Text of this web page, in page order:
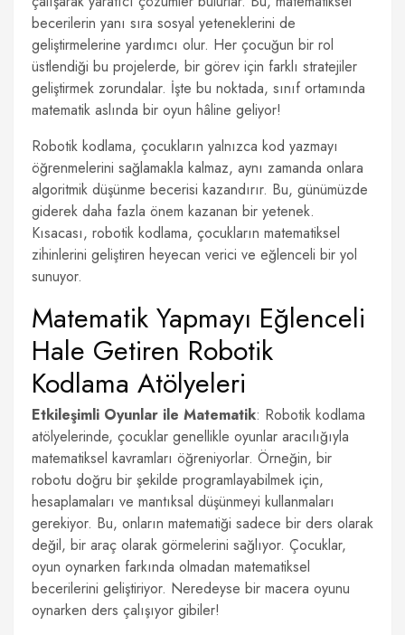
becerilerin yanı sıra sosyal yeteneklerini de
geliştirmelerine yardımcı olur. Her çocuğun bir rol
üstlendiği bu projelerde, bir görev için farklı stratejiler
geliştirmek zorundalar. İşte bu noktada, sınıf ortamında
matematik aslında bir oyun hâline geliyor!
Robotik kodlama, çocukların yalnızca kod yazmayı
öğrenmelerini sağlamakla kalmaz, aynı zamanda onlara
algoritmik düşünme becerisi kazandırır. Bu, günümüzde
giderek daha fazla önem kazanan bir yetenek.
Kısacası, robotik kodlama, çocukların matematiksel
zihinlerini geliştiren heyecan verici ve eğlenceli bir yol
sunuyor.
Matematik Yapmayı Eğlenceli
Hale Getiren Robotik
Kodlama Atölyeleri
Etkileşimli Oyunlar ile Matematik: Robotik kodlama
atölyelerinde, çocuklar genellikle oyunlar aracılığıyla
matematiksel kavramları öğreniyorlar. Örneğin, bir
robotu doğru bir şekilde programlayabilmek için,
hesaplamaları ve mantıksal düşünmeyi kullanmaları
gerekiyor. Bu, onların matematiği sadece bir ders olarak
değil, bir araç olarak görmelerini sağlıyor. Çocuklar,
oyun oynarken farkında olmadan matematiksel
becerilerini geliştiriyor. Neredeyse bir macera oyunu
oynarken ders çalışıyor gibiler!